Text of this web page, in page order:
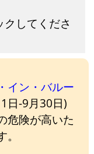
クしてくださ
イン・バルー
日-9月30日)
危険が高いた